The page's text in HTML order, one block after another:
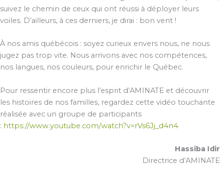
suivez le chemin de ceux qui ont réussi à déployer leurs
voiles. D’ailleurs, à ces derniers, je dirai : bon vent !
À nos amis québécois : soyez curieux envers nous, ne nous
jugez pas trop vite. Nous arrivons avec nos compétences,
nos langues, nos couleurs, pour enrichir le Québec.
Pour ressentir encore plus l’esprit d’AMINATE et découvrir
les histoires de nos familles, regardez cette vidéo touchante
réalisée avec un groupe de participants
: https://www.youtube.com/watch?v=rVs6Jj_d4n4
Hassiba Idir
Directrice d’AMINATE